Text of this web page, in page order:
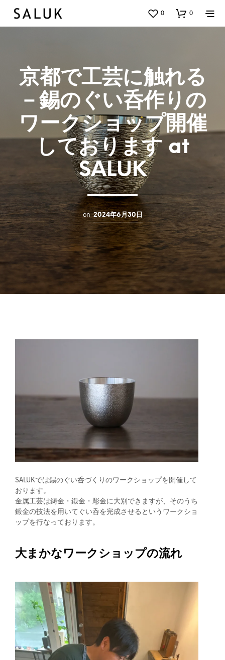
0 0
京都で工芸に触れる
－錫のぐい呑作りの
ワークショップ開催
しております at
SALUK
on 2024年6月30日
SALUKでは錫のぐい呑づくりのワークショップを開催して
おります。
金属工芸は鋳金・鍛金・彫金に大別できますが、そのうち
鍛金の技法を用いてぐい呑を完成させるというワークショ
ップを行なっております。
大まかなワークショップの流れ